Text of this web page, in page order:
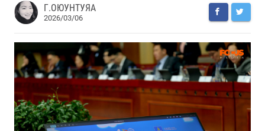
Г.ОЮУНТУЯА
2026/03/06